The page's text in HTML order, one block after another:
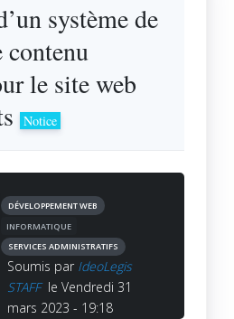
système de
contenu
le site web
Notice
DÉVELOPPEMENT WEB
INFORMATIQUE
SERVICES ADMINISTRATIFS
Soumis par IdeoLegis
STAFF le Vendredi 31
mars 2023 - 19:18